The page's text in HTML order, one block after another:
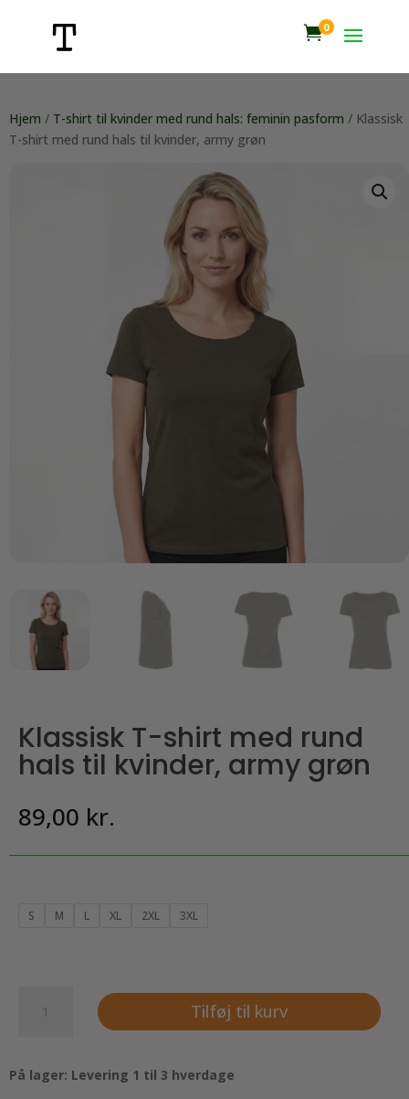
0
Hjem / T-shirt til kvinder med rund hals: feminin pasform / Klassisk
T-shirt med rund hals til kvinder, army grøn
Klassisk T-shirt med rund
hals til kvinder, army grøn
89,00 kr.
S M L XL 2XL 3XL
rund
Tilføj til kurv
På lager: Levering 1 til 3 hverdage